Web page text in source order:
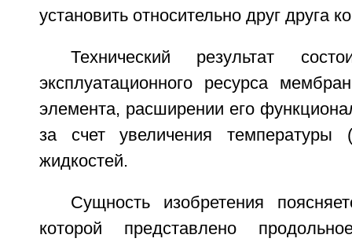
установить относительно друг друга
Технический результат
эксплуатационного ресурса
элемента, расширении его
за счет увеличения температуры
жидкостей.
Сущность изобретения
которой представлено